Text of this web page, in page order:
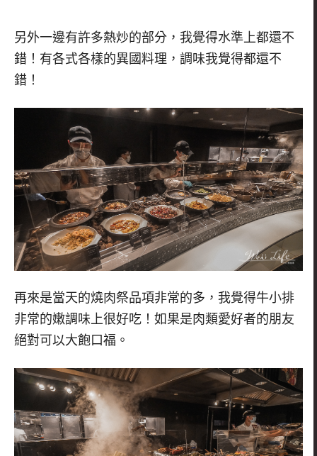
另外一邊有許多熱炒的部分，我覺得水準上都還不
錯！有各式各樣的異國料理，調味我覺得都還不
錯！
再來是當天的燒肉祭品項非常的多，我覺得牛小排
非常的嫩調味上很好吃！如果是肉類愛好者的朋友
絕對可以大飽口福。